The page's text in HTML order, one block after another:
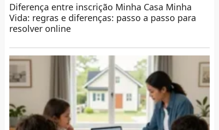
Diferença entre inscrição Minha Casa Minha
Vida: regras e diferenças: passo a passo para
resolver online